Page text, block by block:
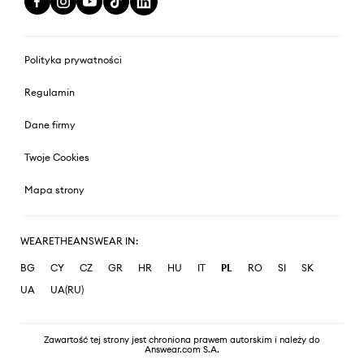
Polityka prywatności
Regulamin
Dane firmy
Twoje Cookies
Mapa strony
WEARETHEANSWEAR IN:
BG CY CZ GR HR HU IT PL RO SI
SK
UA
UA(RU)
Zawartość tej strony jest chroniona prawem autorskim i należy do
Answear.com S.A.